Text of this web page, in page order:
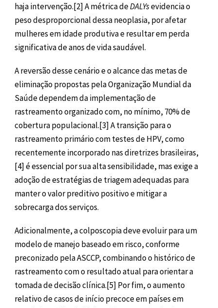
haja intervenção.[2] A métrica deDALYsevidencia o
peso desproporcional dessa neoplasia, por afetar
mulheres em idade produtiva e resultar em perda
significativa de anos de vida saudável.
A reversão desse cenário e o alcance das metas de
eliminação propostas pela Organização Mundial da
Saúde dependem da implementação de
rastreamento organizado com, no mínimo, 70% de
cobertura populacional.[3] A transição para o
rastreamento primário com testes de HPV, como
recentemente incorporado nas diretrizes brasileiras,
[4] é essencial por sua alta sensibilidade, mas exige a
adoção de estratégias de triagem adequadas para
manter o valor preditivo positivo e mitigar a
sobrecarga dos serviços.
Adicionalmente, a colposcopia deve evoluir para um
modelo de manejo baseado em risco, conforme
preconizado pela ASCCP, combinando o histórico de
rastreamento com o resultado atual para orientar a
tomada de decisão clínica.[5] Por fim, o aumento
relativo de casos de início precoce em países em